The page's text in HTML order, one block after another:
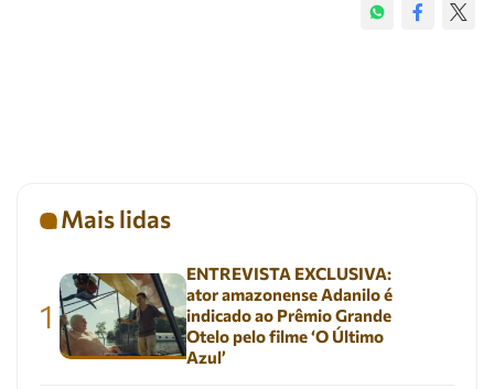
Mais lidas
1
ENTREVISTA EXCLUSIVA:
ator amazonense Adanilo é
indicado ao Prêmio Grande
Otelo pelo filme ‘O Último
Azul’